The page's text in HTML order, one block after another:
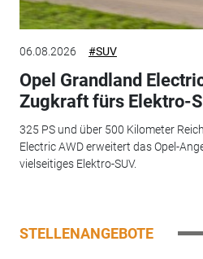
06.08.2026 #SUV
Opel Grandland
Zugkraft fürs Elektro-
325 PS und über 500 Kilometer
Electric AWD erweitert das Opel-
vielseitiges Elektro-SUV.
STELLENANGEBOTE